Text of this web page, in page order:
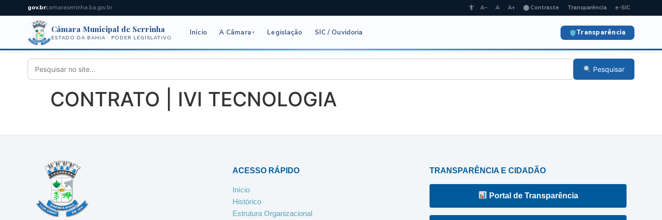
gov.brcamaraserrinha.ba.gov.br A− A A+ ⬤ Contraste Transparência e-SIC
Câmara Municipal de Serrinha
ESTADO DA BAHIA · PODER LEGISLATIVO
Início A Câmara ▾ Legislação SIC / Ouvidoria Transparência
Pesquisar
CONTRATO | IVI TECNOLOGIA
ACESSO RÁPIDO
Início
Histórico
Estrutura Organizacional
TRANSPARÊNCIA E CIDADÃO
Portal de Transparência